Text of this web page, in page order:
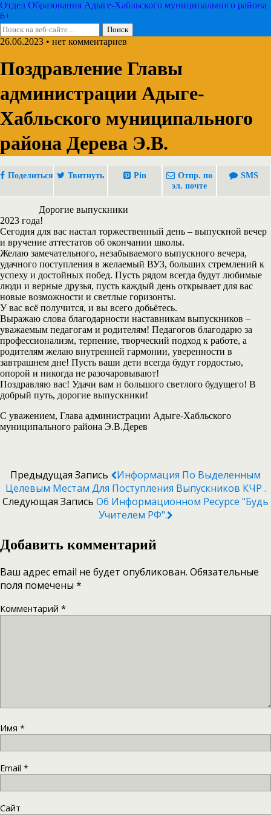
Отдел Образования Адыге-Хабльского муниципального района
6+
26.06.2023 • нет комментариев
Поздравление Главы
администрации Адыге-
Хабльского муниципального
района Дерева Э.В.
Поделиться Твитнуть Pin
Отпр. по
эл. почте
SMS
Дорогие выпускники
2023 года!
Сегодня для вас настал торжественный день – выпускной вечер
и вручение аттестатов об окончании школы.
Желаю замечательного, незабываемого выпускного вечера,
удачного поступления в желаемый ВУЗ, больших стремлений к
успеху и достойных побед. Пусть рядом всегда будут любимые
люди и верные друзья, пусть каждый день открывает для вас
новые возможности и светлые горизонты.
У вас всё получится, и вы всего добьётесь.
Выражаю слова благодарности наставникам выпускников –
уважаемым педагогам и родителям! Педагогов благодарю за
профессионализм, терпение, творческий подход к работе, а
родителям желаю внутренней гармонии, уверенности в
завтрашнем дне! Пусть ваши дети всегда будут гордостью,
опорой и никогда не разочаровывают!
Поздравляю вас! Удачи вам и большого светлого будущего! В
добрый путь, дорогие выпускники!
С уважением, Глава администрации Адыге-Хабльского
муниципального района Э.В.Дерев
Предыдущая Запись
Информация По Выделенным
Целевым Местам Для Поступления Выпускников КЧР .
Следующая Запись Об Информационном Ресурсе "Будь
Учителем РФ".
Добавить комментарий
Ваш адрес email не будет опубликован. Обязательные
поля помечены *
Комментарий *
Имя *
Email *
Сайт